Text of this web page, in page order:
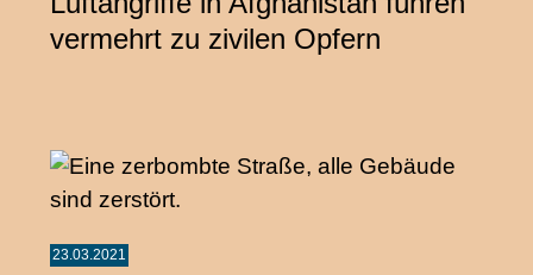
vermehrt zu zivilen Opfern
23.03.2021